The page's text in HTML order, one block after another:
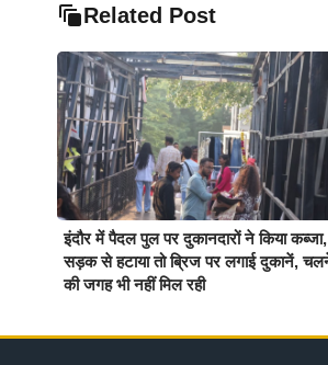
Related Post
इंदौर में पैदल पुल पर दुकानदारों ने किया कब्जा,
सड़क से हटाया तो ब्रिज पर लगाई दुकानें,
की जगह भी नहीं मिल रही